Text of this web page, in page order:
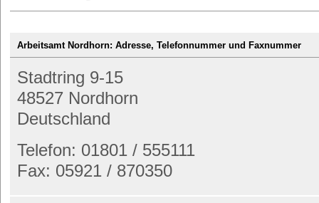
Arbeitsamt Nordhorn: Adresse, Telefonnummer und Faxnummer
Stadtring 9-15
48527 Nordhorn
Deutschland
Telefon: 01801 / 555111
Fax: 05921 / 870350